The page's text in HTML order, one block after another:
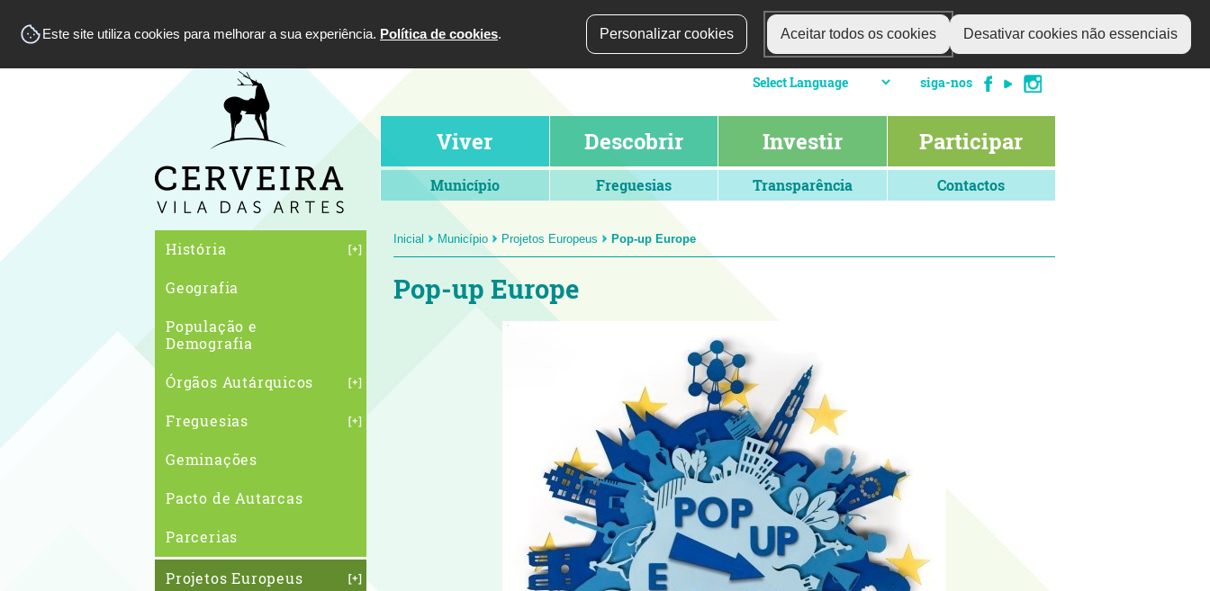
Este site utiliza cookies para melhorar a sua experiência. Política de cookies. Personalizar cookies Aceitar todos os cookies Desativar cookies não essenciais
siga-nos
Viver Descobrir Investir Participar
Município Freguesias Transparência Contactos
História
Geografia
População e
Demografia
Órgãos Autárquicos
Freguesias
Geminações
Pacto de Autarcas
Parcerias
Projetos Europeus
Inicial Município Projetos Europeus Pop-up Europe
Pop-up Europe